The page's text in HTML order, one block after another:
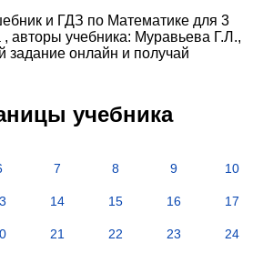
и ГДЗ по Математике для 3
, авторы учебника: Муравьева Г.Л.,
онлайн и получай
учебника
7 8 9 10
14 15 16 17
21 22 23 24